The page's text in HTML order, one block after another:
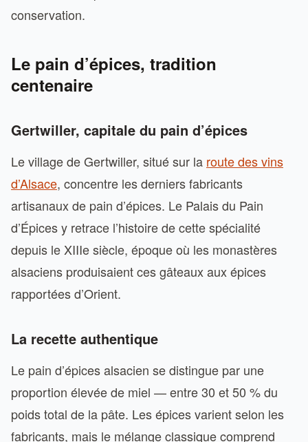
conservation.
Le pain d’épices, tradition
centenaire
Gertwiller, capitale du pain d’épices
Le village de Gertwiller, situé sur la route des vins
d’Alsace, concentre les derniers fabricants
artisanaux de pain d’épices. Le Palais du Pain
d’Épices y retrace l’histoire de cette spécialité
depuis le XIIIe siècle, époque où les monastères
alsaciens produisaient ces gâteaux aux épices
rapportées d’Orient.
La recette authentique
Le pain d’épices alsacien se distingue par une
proportion élevée de miel — entre 30 et 50 % du
poids total de la pâte. Les épices varient selon les
fabricants, mais le mélange classique comprend